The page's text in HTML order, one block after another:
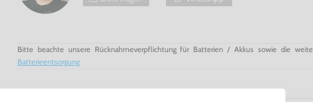
Bitte beachte unsere Rücknahmeverpflichtung für Batterien / Akkus sowie die
Batterieentsorgung